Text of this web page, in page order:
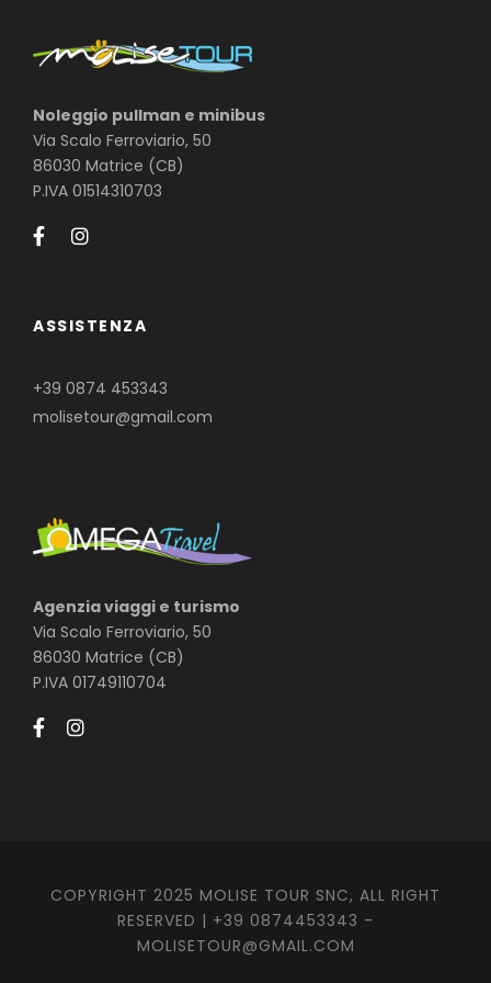
Noleggio pullman e minibus
Via Scalo Ferroviario, 50
86030 Matrice (CB)
P.IVA 01514310703
ASSISTENZA
+39 0874 453343
molisetour@gmail.com
Agenzia viaggi e turismo
Via Scalo Ferroviario, 50
86030 Matrice (CB)
P.IVA 01749110704
COPYRIGHT 2025 MOLISE TOUR SNC, ALL RIGHT
RESERVED | +39 0874453343 -
MOLISETOUR@GMAIL.COM